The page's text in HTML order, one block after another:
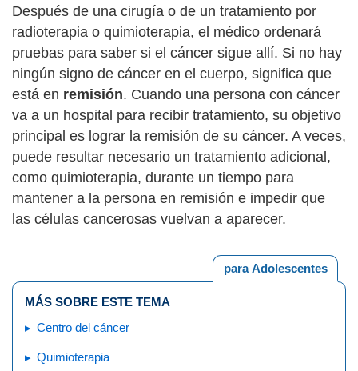
Después de una cirugía o de un tratamiento por
radioterapia o quimioterapia, el médico ordenará
pruebas para saber si el cáncer sigue allí. Si no hay
ningún signo de cáncer en el cuerpo, significa que
está en remisión. Cuando una persona con cáncer
va a un hospital para recibir tratamiento, su objetivo
principal es lograr la remisión de su cáncer. A veces,
puede resultar necesario un tratamiento adicional,
como quimioterapia, durante un tiempo para
mantener a la persona en remisión e impedir que
las células cancerosas vuelvan a aparecer.
para Adolescentes
MÁS SOBRE ESTE TEMA
Centro del cáncer
Quimioterapia